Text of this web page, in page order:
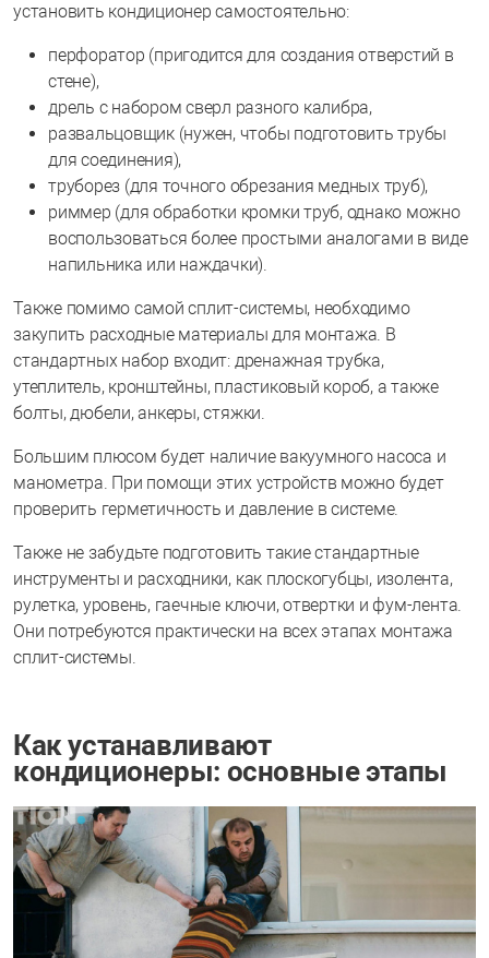
установить кондиционер самостоятельно:
перфоратор (пригодится для создания отверстий в
стене),
дрель с набором сверл разного калибра,
развальцовщик (нужен, чтобы подготовить трубы
для соединения),
труборез (для точного обрезания медных труб),
риммер (для обработки кромки труб, однако можно
воспользоваться более простыми аналогами в виде
напильника или наждачки).
Также помимо самой сплит-системы, необходимо
закупить расходные материалы для монтажа. В
стандартных набор входит: дренажная трубка,
утеплитель, кронштейны, пластиковый короб, а также
болты, дюбели, анкеры, стяжки.
Большим плюсом будет наличие вакуумного насоса и
манометра. При помощи этих устройств можно будет
проверить герметичность и давление в системе.
Также не забудьте подготовить такие стандартные
инструменты и расходники, как плоскогубцы, изолента,
рулетка, уровень, гаечные ключи, отвертки и фум-лента.
Они потребуются практически на всех этапах монтажа
сплит-системы.
Как устанавливают
кондиционеры: основные этапы